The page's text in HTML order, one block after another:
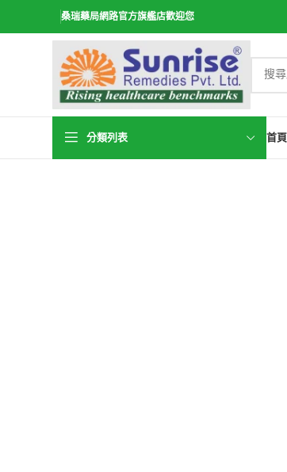
桑瑞藥局網路官方旗艦店歡迎您
分類列表 首頁